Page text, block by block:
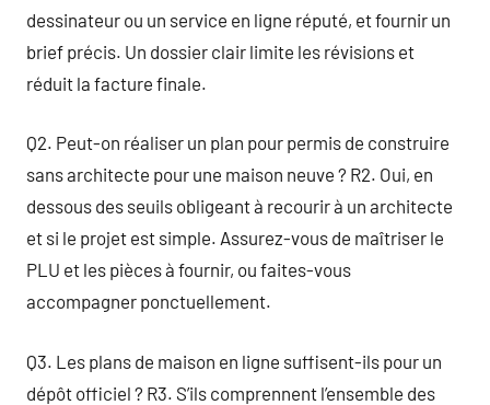
dessinateur ou un service en ligne réputé, et fournir un
brief précis. Un dossier clair limite les révisions et
réduit la facture finale.
Q2. Peut-on réaliser un plan pour permis de construire
sans architecte pour une maison neuve ? R2. Oui, en
dessous des seuils obligeant à recourir à un architecte
et si le projet est simple. Assurez-vous de maîtriser le
PLU et les pièces à fournir, ou faites-vous
accompagner ponctuellement.
Q3. Les plans de maison en ligne suffisent-ils pour un
dépôt officiel ? R3. S’ils comprennent l’ensemble des